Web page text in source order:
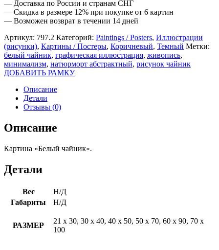
— Доставка по России и странам СНГ
— Скидка в размере 12% при покупке от 6 картин
— Возможен возврат в течении 14 дней
Артикул: 797.2 Категорий: Paintings / Posters, Иллюстрации
(рисунки), Картины / Постеры, Коричневый, Темный Метки:
белый чайник, графическая иллюстрация, живопись,
минимализм, натюрморт абстрактный, рисунок чайник
ДОБАВИТЬ РАМКУ
Описание
Детали
Отзывы (0)
Описание
Картина «Белый чайник».
Детали
Вес
Н/Д
Габариты
Н/Д
РАЗМЕР
21 х 30, 30 х 40, 40 х 50, 50 х 70, 60 х 90, 70 х
100